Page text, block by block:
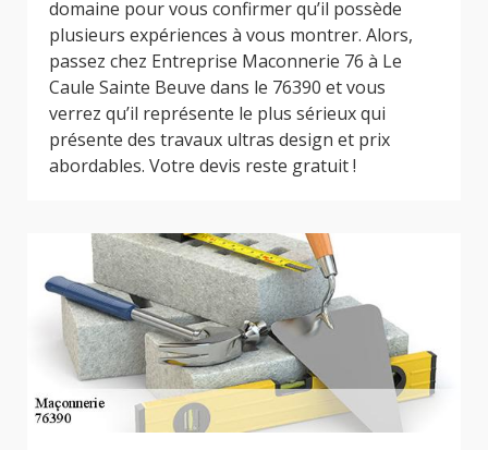
domaine pour vous confirmer qu’il possède
plusieurs expériences à vous montrer. Alors,
passez chez Entreprise Maconnerie 76 à Le
Caule Sainte Beuve dans le 76390 et vous
verrez qu’il représente le plus sérieux qui
présente des travaux ultras design et prix
abordables. Votre devis reste gratuit !